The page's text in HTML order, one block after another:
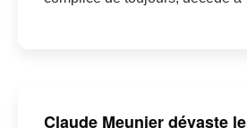
Claude Meunier dévaste